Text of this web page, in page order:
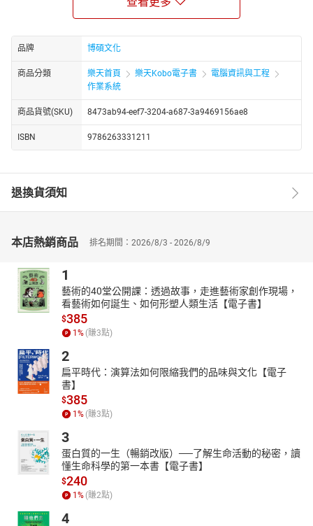
本書專為全國大專院校通識性課程或資訊暨工科相關科系之教學設
計編著，圖文搭配詳細解說必備核心知識，隨時掌握現代趨勢。
本書涵蓋計算機概論基礎原理及時下最新科技及資訊新知，包括電
腦軟硬體、流行裝置與平台、多媒體與行動科技、網路通訊及安全
資料結構與演算法等，清楚的章節架構和圖文內容，方便學習者迅
速掌握計算機概論核心，並於各章課後附有評量，可作為教學者課
程使用及學習者的自我評測，可隨時預複對照並有效提升學習效
精心規畫以下教學內容，更有效率擴充資訊領域知識：
‧電腦發展與科技新生活
‧電腦的周邊裝置
‧電腦軟體
‧大話程式語言
‧多媒體概說
‧現代化資訊管理
‧資料庫、大數據與人工智慧
‧無線網路與行動科技
‧網際網路、雲端運算與物聯網
‧網路安全的認識與防範
‧電子商務導論
‧資訊倫理與相關法律研究
‧布林代數與數位邏輯
‧資料結構與演算法
品牌 博碩文化
商品分類 樂天首頁 樂天Kobo電子書
電腦資訊與工程
作業系統
商品貨號(SKU) 8473ab94-eef7-3204-a687-3a9469156ae8
ISBN 9786263331211
退換貨須知
本店熱銷商品 排名期間：2026/8/3 - 2026/8/9
1
藝術的40堂公開課：透過故事，走進藝術家創作現場，
看藝術如何誕生、如何形塑人類生活【電子書】
$385
1 % (賺3點)
2
扁平時代：演算法如何限縮我們的品味與文化【電子
書】
$385
1 % (賺3點)
3
蛋白質的一生（暢銷改版）──了解生命活動的秘密，讀
懂生命科學的第一本書【電子書】
$240
1 % (賺2點)
4